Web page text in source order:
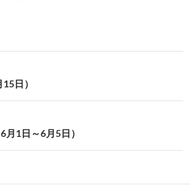
日）
1日～6月5日）